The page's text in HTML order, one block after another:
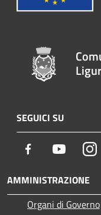
SEGUICI SU
Facebook Youtube
AMMINISTRAZIONE
Organi di Governo